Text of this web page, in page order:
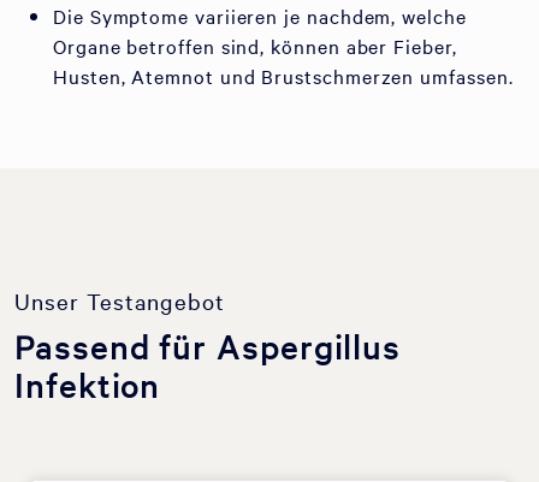
Die Symptome variieren je nachdem, welche
Organe betroffen sind, können aber Fieber,
Husten, Atemnot und Brustschmerzen umfassen.
Unser Testangebot
Passend für Aspergillus
Infektion